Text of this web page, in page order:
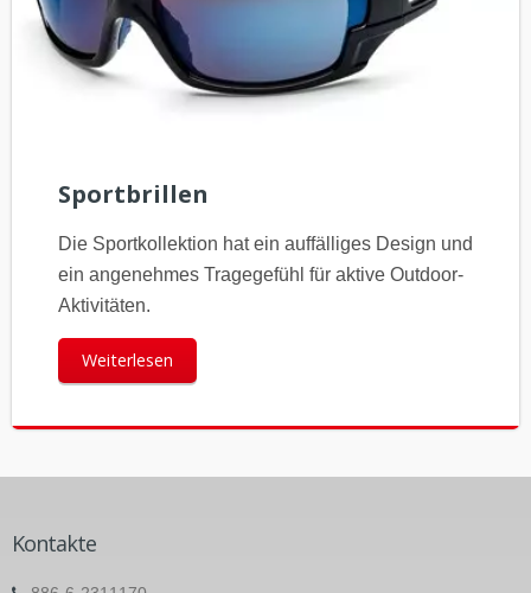
Sportbrillen
Die Sportkollektion hat ein auffälliges Design und
ein angenehmes Tragegefühl für aktive Outdoor-
Aktivitäten.
Weiterlesen
Kontakte